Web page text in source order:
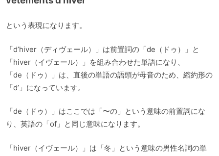
という表現になります。
「d’hiver（ディヴェール）」は前置詞の「de（ドゥ）」と
「hiver（イヴェール）」を組み合わせた単語になり、
「de（ドゥ）」は、直後の単語の語頭が母音のため、縮約形の
「d’」になっています。
「de（ドゥ）」はここでは「〜の」という意味の前置詞にな
り、英語の「of」と同じ意味になります。
「hiver（イヴェール）」は「冬」という意味の男性名詞の単